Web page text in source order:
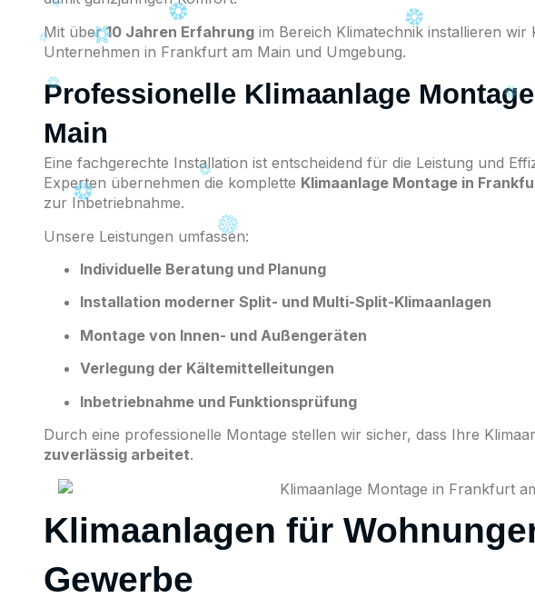
Mit über10 Jahren Erfahrung im Bereich Klimatechnik installieren
Unternehmen in Frankfurt am Main und Umgebung.
Professionelle Klimaanlage
Main
Eine fachgerechte Installation ist entscheidend für die Leistung und
Experten übernehmen die komplette Klimaanlage Montage in
zur Inbetriebnahme.
Unsere Leistungen umfassen:
Individuelle Beratung und Planung
Installation moderner Split- und Multi-Split-Klimaanlagen
Montage von Innen- und Außengeräten
Verlegung der Kältemittelleitungen
Inbetriebnahme und Funktionsprüfung
Durch eine professionelle Montage stellen wir sicher, dass Ihre
zuverlässig arbeitet.
Klimaanlagen für
Gewerbe